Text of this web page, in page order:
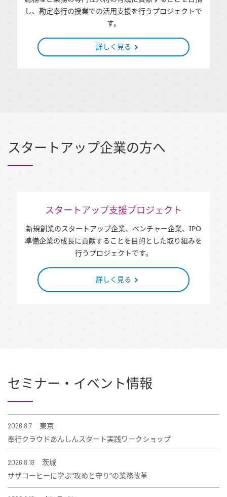
し、 勘定奉行の授業での活用⽀援を⾏うプロジェクトで
す。
詳しく見る
スタートアップ企業の方へ
スタートアップ支援プロジェクト
新規創業のスタートアップ企業、ベンチャー企業、IPO
準備企業の成長に貢献することを目的とした取り組みを
行うプロジェクトです。
詳しく見る
セミナー・イベント情報
2026.8.7
東京
奉行クラウドあんしんスタート実践ワークショップ
2026.8.18
茨城
サザコーヒーに学ぶ“攻めと守り”の業務改革